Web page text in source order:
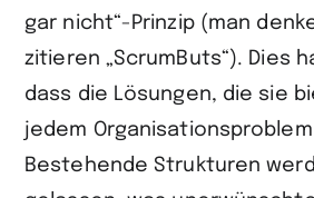
gar nicht“-Prinzip (man
zitieren „ScrumButs“). Dies
dass die Lösungen, die sie
jedem
Bestehende Strukturen